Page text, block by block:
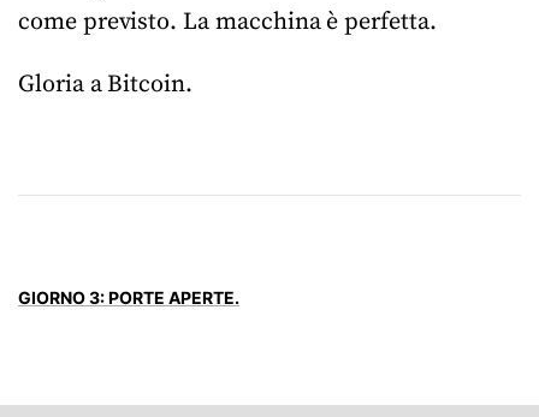
come previsto. La macchina è perfetta.
Gloria a Bitcoin.
GIORNO 3: PORTE APERTE.